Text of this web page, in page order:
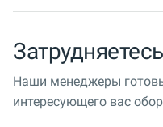
Наши менеджеры
интересующего вас